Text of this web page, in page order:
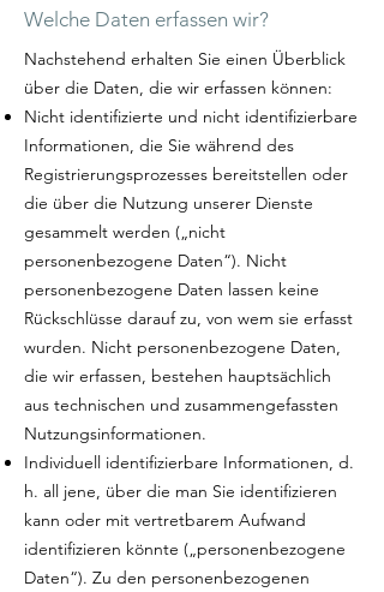
Welche Daten erfassen wir?
Nachstehend erhalten Sie einen Überblick
über die Daten, die wir erfassen können:
Nicht identifizierte und nicht identifizierbare
Informationen, die Sie während des
Registrierungsprozesses bereitstellen oder
die über die Nutzung unserer Dienste
gesammelt werden („nicht
personenbezogene Daten“). Nicht
personenbezogene Daten lassen keine
Rückschlüsse darauf zu, von wem sie erfasst
wurden. Nicht personenbezogene Daten,
die wir erfassen, bestehen hauptsächlich
aus technischen und zusammengefassten
Nutzungsinformationen.
Individuell identifizierbare Informationen, d.
h. all jene, über die man Sie identifizieren
kann oder mit vertretbarem Aufwand
identifizieren könnte („personenbezogene
Daten“). Zu den personenbezogenen